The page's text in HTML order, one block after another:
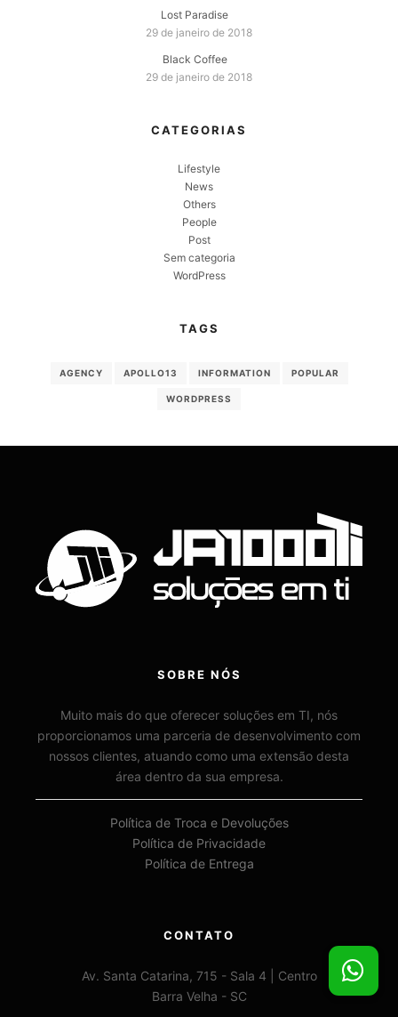
Lost Paradise
29 de janeiro de 2018
Black Coffee
29 de janeiro de 2018
CATEGORIAS
Lifestyle
News
Others
People
Post
Sem categoria
WordPress
TAGS
AGENCY APOLLO13 INFORMATION POPULAR
WORDPRESS
SOBRE NÓS
Muito mais do que oferecer soluções em TI, nós
proporcionamos uma parceria de desenvolvimento com
nossos clientes, atuando como uma extensão desta
área dentro da sua empresa.
Política de Troca e Devoluções
Política de Privacidade
Política de Entrega
CONTATO
Av. Santa Catarina, 715 - Sala 4 | Centro
Barra Velha - SC